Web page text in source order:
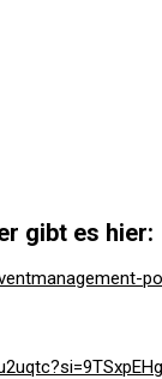
gibt es hier: